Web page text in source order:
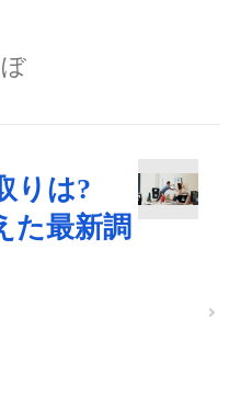
りは?
た最新調